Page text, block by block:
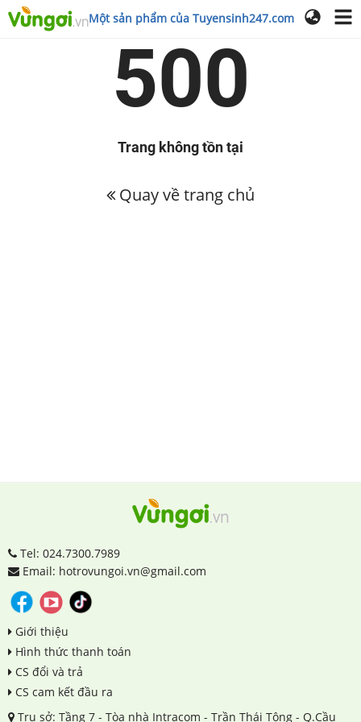
Một sản phẩm của Tuyensinh247.com
500
Trang không tồn tại
Quay về trang chủ
Tel: 024.7300.7989
Email: hotrovungoi.vn@gmail.com
Giới thiệu
Hình thức thanh toán
CS đổi và trả
CS cam kết đầu ra
Trụ sở: Tầng 7 - Tòa nhà Intracom - Trần Thái Tông - Q.Cầu